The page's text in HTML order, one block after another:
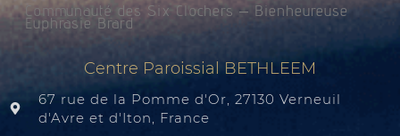
Communauté des Six Clochers – Bienheureuse
Euphrasie Brard
Centre Paroissial BETHLEEM
67 rue de la Pomme d'Or, 27130 Verneuil
d'Avre et d'Iton, France